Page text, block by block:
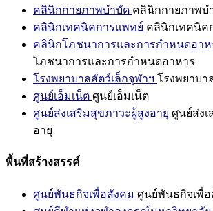
คลินิกกายภาพบำบัด คลินิกกายภาพบ
คลินิกเทคนิคการแพทย์ คลินิกเทคนิค
คลินิกโภชนาการและการกำหนดอาห
โภชนาการและการกำหนดอาหาร
โรงพยาบาลสัตว์เล็กจุฬาฯ โรงพยาบา
ศูนย์เอ็มเน็ต ศูนย์เอ็มเน็ต
ศูนย์ส่งเสริมสุขภาวะผู้สูงอายุ ศูนย์ส่งเ
อายุ
พื้นที่สร้างสรรค์
ศูนย์พันธกิจเพื่อสังคม ศูนย์พันธกิจเพื่อ